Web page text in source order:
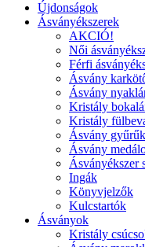
Újdonságok
Ásványékszerek
AKCIÓ!
Női
Férfi
Ásvány
Ásvány
Kristály
Kristály
Ásvány gyűrűk
Ásvány
Ásványékszer
Ingák
Könyvjelzők
Kulcstartók
Ásványok
Kristály